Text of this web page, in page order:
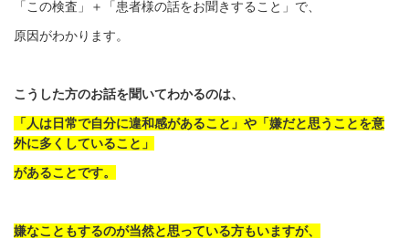
「この検査」＋「患者様の話をお聞きすること」で、
原因がわかります。
こうした方のお話を聞いてわかるのは、
「人は日常で自分に違和感があること」や「嫌だと思うことを意
外に多くしていること」
があることです。
嫌なこともするのが当然と思っている方もいますが、